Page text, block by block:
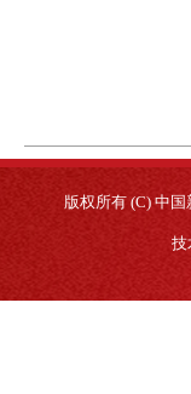
版权所有 (C) 中
技